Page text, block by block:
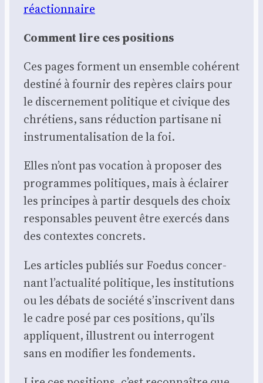
réac­tion­naire
Com­ment lire ces posi­tions
Ces pages forment un ensemble cohé­rent
des­ti­né à four­nir des repères clairs pour
le dis­cer­ne­ment poli­tique et civique des
chré­tiens, sans réduc­tion par­ti­sane ni
ins­tru­men­ta­li­sa­tion de la foi.
Elles n’ont pas voca­tion à pro­po­ser des
pro­grammes poli­tiques, mais à éclai­rer
les prin­cipes à par­tir des­quels des choix
res­pon­sables peuvent être exer­cés dans
des contextes concrets.
Les articles publiés sur Foe­dus concer­
nant l’actualité poli­tique, les ins­ti­tu­tions
ou les débats de socié­té s’inscrivent dans
le cadre posé par ces posi­tions, qu’ils
appliquent, illus­trent ou inter­rogent
sans en modi­fier les fon­de­ments.